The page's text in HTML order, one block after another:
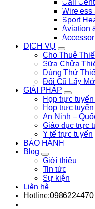
Call
Wireless
Sport
Aviation
DỊCH VỤ
Cho Thuê
Sữa Chửa
Dùng Thử
Đổi Cũ Lấy
GIẢI PHÁP
Họp trực
Họp trực
An Ninh –
Giáo dục trực
Y tế trực tuyến
BẢO HÀNH
Blog
Giới thiệu
Tin tức
Sự kiện
Liên hệ
Hotline:0986224470